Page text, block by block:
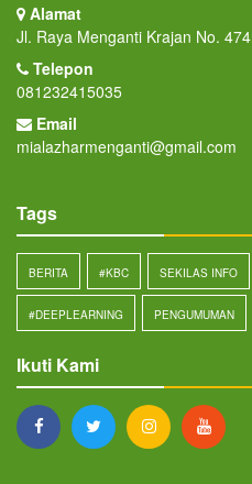
Alamat
Jl. Raya Menganti Krajan No. 474
Telepon
081232415035
Email
mialazharmenganti@gmail.com
Tags
BERITA #KBC SEKILAS INFO
#DEEPLEARNING PENGUMUMAN
Ikuti Kami